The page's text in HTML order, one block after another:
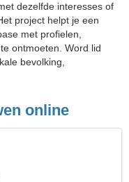
dezelfde interesses of
project helpt je een
met profielen,
ontmoeten. Word lid
bevolking,
online